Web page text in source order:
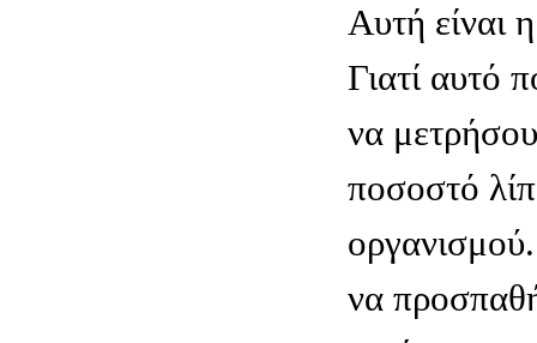
Aυτή είναι
Γιατί αυτό
να
ποσοστό
να